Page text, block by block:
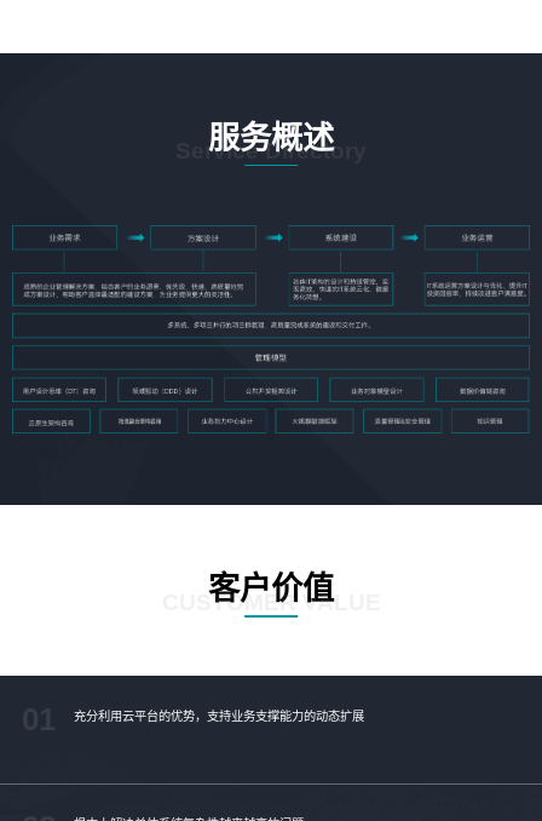
服务概述
Service Directory
客户价值
CUSTOMER VALUE
充分利用云平台的优势，支持业务支撑能力的动态扩展